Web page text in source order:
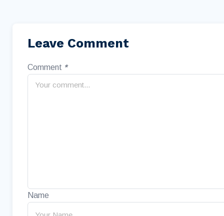
Leave Comment
Comment *
Name